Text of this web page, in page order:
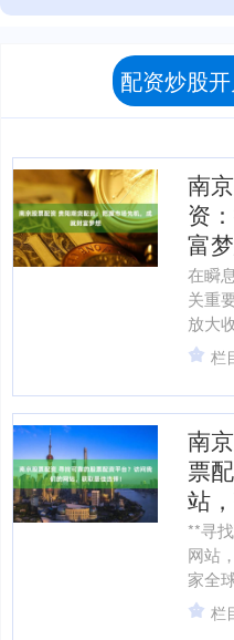
配资炒股
南
资
富
在瞬
关重
放大
中脱
资金
栏
南
票
站
**寻
网站
家全
品，
台稳
栏